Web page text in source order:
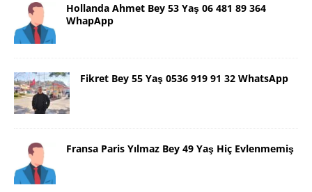
Hollanda Ahmet Bey 53 Yaş 06 481 89 364
WhapApp
Fikret Bey 55 Yaş 0536 919 91 32 WhatsApp
Fransa Paris Yılmaz Bey 49 Yaş Hiç Evlenmemiş